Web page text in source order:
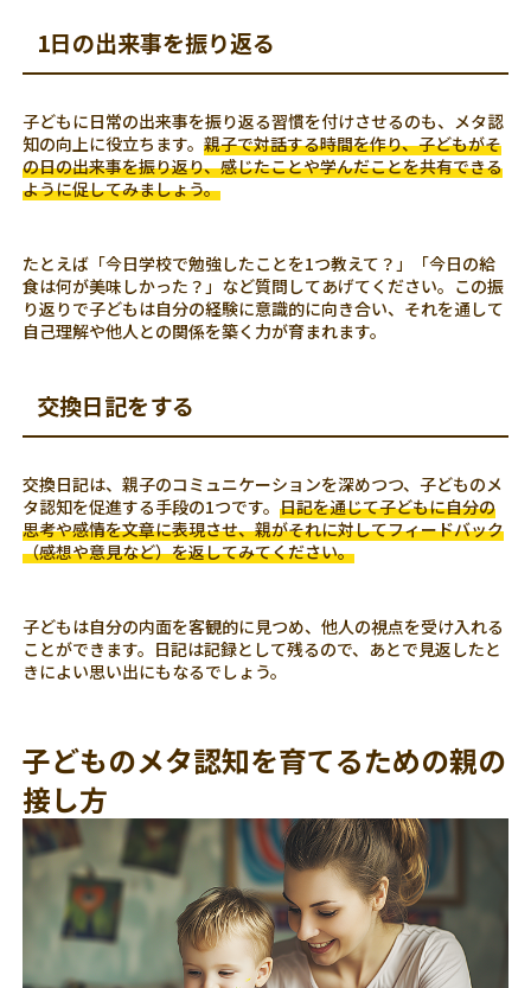
1日の出来事を振り返る
子どもに日常の出来事を振り返る習慣を付けさせるのも、メタ認
知の向上に役立ちます。親子で対話する時間を作り、子どもがそ
の日の出来事を振り返り、感じたことや学んだことを共有できる
ように促してみましょう。
たとえば「今日学校で勉強したことを1つ教えて？」「今日の給
食は何が美味しかった？」など質問してあげてください。この振
り返りで子どもは自分の経験に意識的に向き合い、それを通して
自己理解や他人との関係を築く力が育まれます。
交換日記をする
交換日記は、親子のコミュニケーションを深めつつ、子どものメ
タ認知を促進する手段の1つです。日記を通じて子どもに自分の
思考や感情を文章に表現させ、親がそれに対してフィードバック
（感想や意見など）を返してみてください。
子どもは自分の内面を客観的に見つめ、他人の視点を受け入れる
ことができます。日記は記録として残るので、あとで見返したと
きによい思い出にもなるでしょう。
子どものメタ認知を育てるための親の
接し方